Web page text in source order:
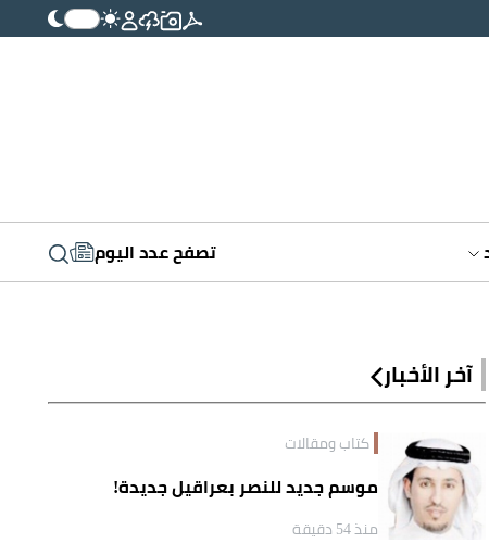
تصفح عدد اليوم
آخر الأخبار
كتاب ومقالات
موسم جديد للنصر بعراقيل جديدة!
منذ 54 دقيقة